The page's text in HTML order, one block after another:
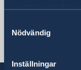
samlat in när du
Nödvändig
Inställningar
Resa i landet
Övriga
Kriser och
Sveriges